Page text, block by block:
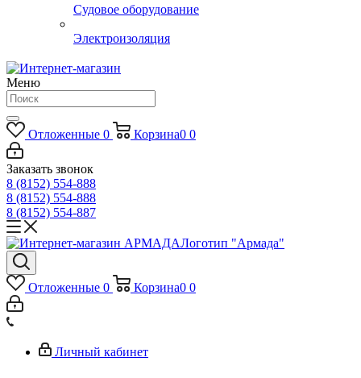
Судовое оборудование
Электроизоляция
Меню
Отложенные 0 Корзина0 0
Заказать звонок
8 (8152) 554-888
8 (8152) 554-888
8 (8152) 554-887
Логотип "Армада"
Отложенные 0 Корзина0 0
Личный кабинет